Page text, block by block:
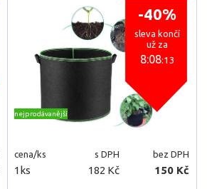
-40%
sleva končí
už za
8:08:11
nejprodávanější
cena/ks s DPH bez DPH
1ks 182 Kč 150 Kč